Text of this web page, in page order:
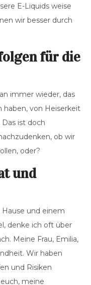
E-Liquids weise
wir besser durch
für die
immer wieder, das
von Heiserkeit
ist doch
ob wir
oder?
und
Hause und einem
denke ich oft über
Meine Frau, Emilia,
Wir haben
und Risiken
meine